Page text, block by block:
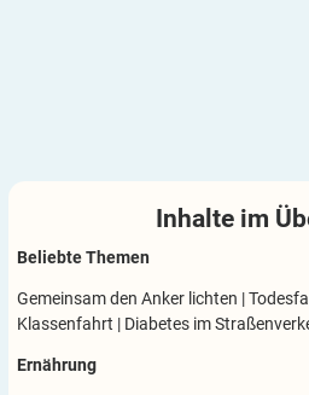
Inhalte im
Beliebte Themen
Gemeinsam den Anker lichten |
Klassenfahrt | Diabetes im
Ernährung